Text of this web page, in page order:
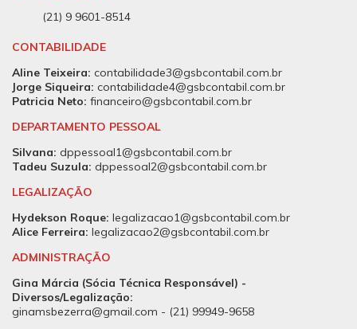
(21) 9 9601-8514
CONTABILIDADE
Aline Teixeira: contabilidade3@gsbcontabil.com.br
Jorge Siqueira: contabilidade4@gsbcontabil.com.br
Patricia Neto: financeiro@gsbcontabil.com.br
DEPARTAMENTO PESSOAL
Silvana: dppessoal1@gsbcontabil.com.br
Tadeu Suzula: dppessoal2@gsbcontabil.com.br
LEGALIZAÇÃO
Hydekson Roque: legalizacao1@gsbcontabil.com.br
Alice Ferreira: legalizacao2@gsbcontabil.com.br
ADMINISTRAÇÃO
Gina Márcia (Sócia Técnica Responsável) -
Diversos/Legalização:
ginamsbezerra@gmail.com - (21) 99949-9658